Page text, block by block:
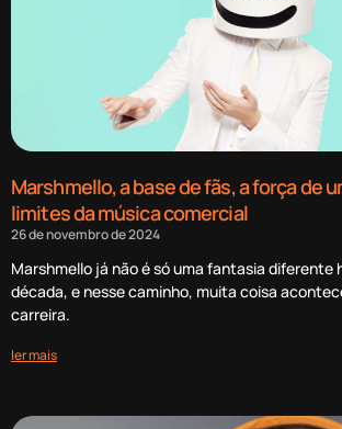
Marshmello, a base de fãs, a força de
limites da música comercial
26 de novembro de 2024
Marshmello já não é só uma fantasia diferente
década, e nesse caminho, muita coisa
carreira.
ler mais